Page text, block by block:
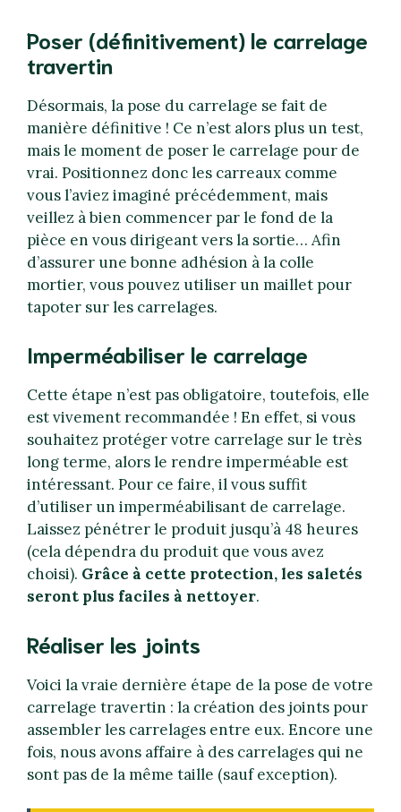
Poser (définitivement) le carrelage
travertin
Désormais, la pose du carrelage se fait de
manière définitive ! Ce n’est alors plus un test,
mais le moment de poser le carrelage pour de
vrai. Positionnez donc les carreaux comme
vous l’aviez imaginé précédemment, mais
veillez à bien commencer par le fond de la
pièce en vous dirigeant vers la sortie… Afin
d’assurer une bonne adhésion à la colle
mortier, vous pouvez utiliser un maillet pour
tapoter sur les carrelages.
Imperméabiliser le carrelage
Cette étape n’est pas obligatoire, toutefois, elle
est vivement recommandée ! En effet, si vous
souhaitez protéger votre carrelage sur le très
long terme, alors le rendre imperméable est
intéressant. Pour ce faire, il vous suffit
d’utiliser un imperméabilisant de carrelage.
Laissez pénétrer le produit jusqu’à 48 heures
(cela dépendra du produit que vous avez
choisi). Grâce à cette protection, les saletés
seront plus faciles à nettoyer.
Réaliser les joints
Voici la vraie dernière étape de la pose de votre
carrelage travertin : la création des joints pour
assembler les carrelages entre eux. Encore une
fois, nous avons affaire à des carrelages qui ne
sont pas de la même taille (sauf exception).